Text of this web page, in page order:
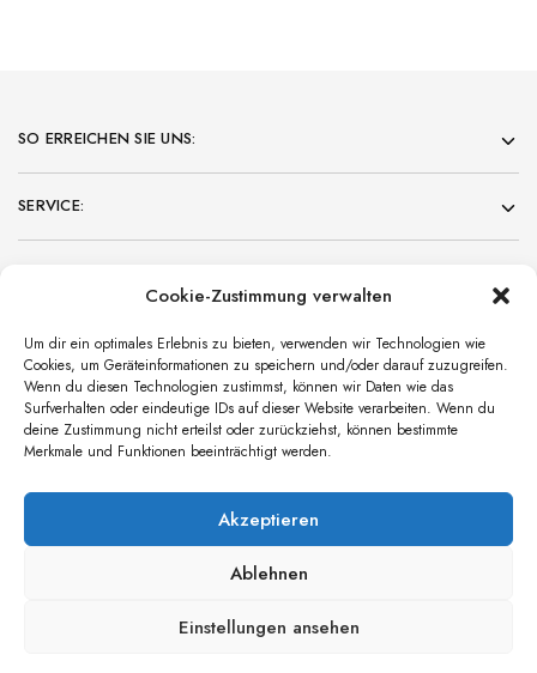
Cookie-Zustimmung verwalten
Um dir ein optimales Erlebnis zu bieten, verwenden wir Technologien wie
Cookies, um Geräteinformationen zu speichern und/oder darauf zuzugreifen.
Wenn du diesen Technologien zustimmst, können wir Daten wie das
Surfverhalten oder eindeutige IDs auf dieser Website verarbeiten. Wenn du
deine Zustimmung nicht erteilst oder zurückziehst, können bestimmte
Merkmale und Funktionen beeinträchtigt werden.
Akzeptieren
Ablehnen
Einstellungen ansehen
SO ERREICHEN SIE UNS:
SERVICE:
NEWS
Käskuchen-Wanderung 2026
Unsere Liefertermine im Frühjahr 2026
Übersicht Events im Frühjahr 2026
© 2022 Weingut Stahlheber